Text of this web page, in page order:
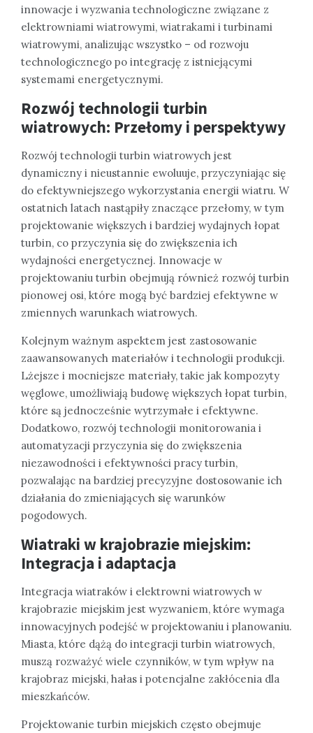
innowacje i wyzwania technologiczne związane z
elektrowniami wiatrowymi, wiatrakami i turbinami
wiatrowymi, analizując wszystko – od rozwoju
technologicznego po integrację z istniejącymi
systemami energetycznymi.
Rozwój technologii turbin
wiatrowych: Przełomy i perspektywy
Rozwój technologii turbin wiatrowych jest
dynamiczny i nieustannie ewoluuje, przyczyniając się
do efektywniejszego wykorzystania energii wiatru. W
ostatnich latach nastąpiły znaczące przełomy, w tym
projektowanie większych i bardziej wydajnych łopat
turbin, co przyczynia się do zwiększenia ich
wydajności energetycznej. Innowacje w
projektowaniu turbin obejmują również rozwój turbin
pionowej osi, które mogą być bardziej efektywne w
zmiennych warunkach wiatrowych.
Kolejnym ważnym aspektem jest zastosowanie
zaawansowanych materiałów i technologii produkcji.
Lżejsze i mocniejsze materiały, takie jak kompozyty
węglowe, umożliwiają budowę większych łopat turbin,
które są jednocześnie wytrzymałe i efektywne.
Dodatkowo, rozwój technologii monitorowania i
automatyzacji przyczynia się do zwiększenia
niezawodności i efektywności pracy turbin,
pozwalając na bardziej precyzyjne dostosowanie ich
działania do zmieniających się warunków
pogodowych.
Wiatraki w krajobrazie miejskim:
Integracja i adaptacja
Integracja wiatraków i elektrowni wiatrowych w
krajobrazie miejskim jest wyzwaniem, które wymaga
innowacyjnych podejść w projektowaniu i planowaniu.
Miasta, które dążą do integracji turbin wiatrowych,
muszą rozważyć wiele czynników, w tym wpływ na
krajobraz miejski, hałas i potencjalne zakłócenia dla
mieszkańców.
Projektowanie turbin miejskich często obejmuje